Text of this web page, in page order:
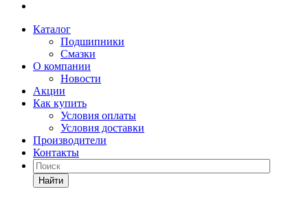
Каталог
Подшипники
Смазки
О компании
Новости
Акции
Как купить
Условия оплаты
Условия доставки
Производители
Контакты
Найти